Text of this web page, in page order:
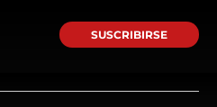
SUSCRIBIRSE